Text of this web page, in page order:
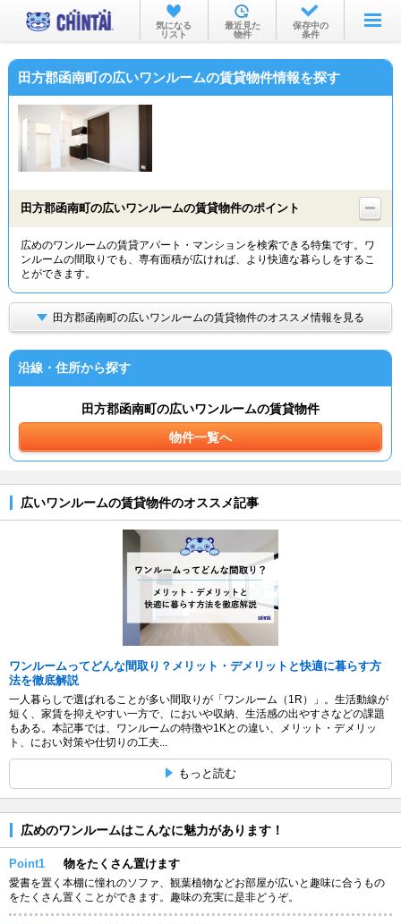
お部屋を探す
沿線・駅から
物件特集から
TOP
気になる
リスト
最近見た
物件
保存中の
条件
田方郡函南町の広いワンルームの賃貸物件情報を探す
田方郡函南町の広いワンルームの賃貸物件のポイント
広めのワンルームの賃貸アパート・マンションを検索できる特集です。ワ
ンルームの間取りでも、専有面積が広ければ、より快適な暮らしをするこ
とができます。
田方郡函南町の広いワンルームの賃貸物件のオススメ情報を見る
沿線・住所から探す
田方郡函南町の広いワンルームの賃貸物件
物件一覧へ
広いワンルームの賃貸物件のオススメ記事
ワンルームってどんな間取り？メリット・デメリットと快適に暮らす方
法を徹底解説
一人暮らしで選ばれることが多い間取りが「ワンルーム（1R）」。生活動線が
短く、家賃を抑えやすい一方で、においや収納、生活感の出やすさなどの課題
もある。本記事では、ワンルームの特徴や1Kとの違い、メリット・デメリッ
ト、におい対策や仕切りの工夫...
もっと読む
広めのワンルームはこんなに魅力があります！
Point1 物をたくさん置けます
愛書を置く本棚に憧れのソファ、観葉植物などお部屋が広いと趣味に合うもの
をたくさん置くことができます。趣味の充実に是非どうぞ。